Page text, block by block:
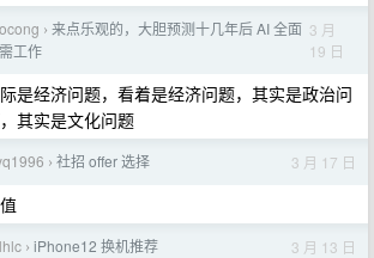
› 来点乐观的，大胆预测十几年后 AI 全面
工作
3 月
19 日
是经济问题，看着是经济问题，其实是政治问
其实是文化问题
› 社招 offer 选择 3 月 17 日
› iPhone12 换机推荐 3 月 13 日